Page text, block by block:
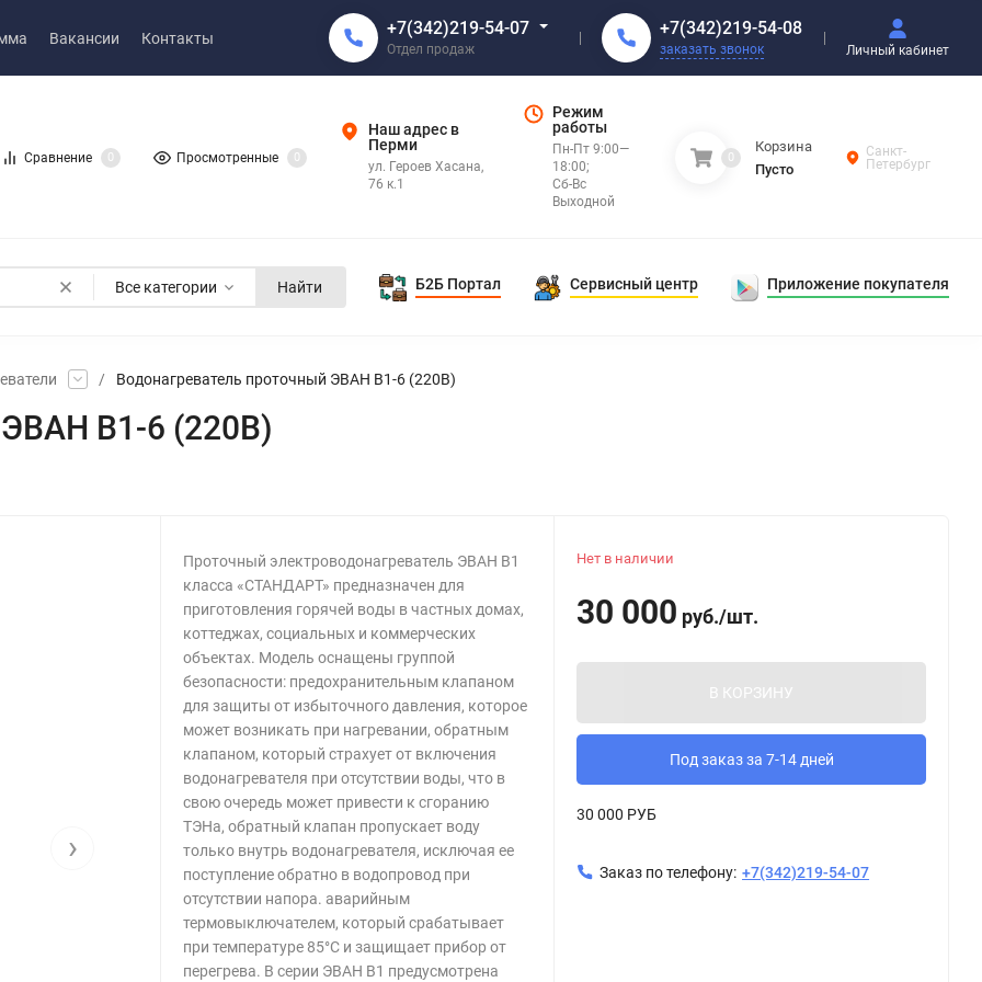
Вакансии Контакты +7(342)219-54-07
Отдел продаж
+7(342)219-54-08
заказать звонок Личный кабинет
Сравнение 0 Просмотренные 0
Наш адрес в
Перми
ул. Героев Хасана,
76 к.1
Режим
работы
Пн-Пт 9:00—
18:00;
Сб-Вс
Выходной
0
Корзина
Пусто
Санкт-
Петербург
Все категории Найти Б2Б Портал Сервисный центр Приложение покупателя
/ Водонагреватель проточный ЭВАН В1-6 (220В)
В1-6 (220В)
›
Проточный электроводонагреватель ЭВАН В1
класса «СТАНДАРТ» предназначен для
приготовления горячей воды в частных домах,
коттеджах, социальных и коммерческих
объектах. Модель оснащены группой
безопасности: предохранительным клапаном
для защиты от избыточного давления, которое
может возникать при нагревании, обратным
клапаном, который страхует от включения
водонагревателя при отсутствии воды, что в
свою очередь может привести к сгоранию
ТЭНа, обратный клапан пропускает воду
только внутрь водонагревателя, исключая ее
поступление обратно в водопровод при
отсутствии напора. аварийным
термовыключателем, который срабатывает
при температуре 85°С и защищает прибор от
перегрева. В серии ЭВАН В1 предусмотрена
Нет в наличии
30 000 руб./шт.
В КОРЗИНУ
Под заказ за 7-14 дней
30 000 РУБ
Заказ по телефону: +7(342)219-54-07